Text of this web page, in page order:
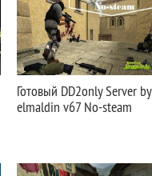
Готовый DD2only Server by
elmaldin v67 No-steam